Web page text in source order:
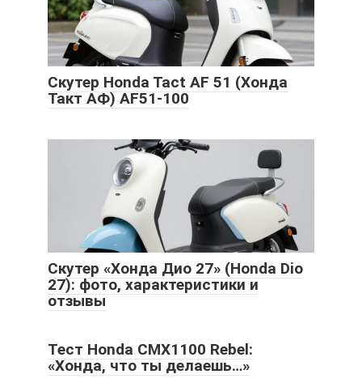
Скутер Honda Tact AF 51 (Хонда
Такт АФ) AF51-100
Скутер «Хонда Дио 27» (Honda Dio
27): фото, характеристики и
отзывы
Тест Honda CMX1100 Rebel:
«Хонда, что ты делаешь…»